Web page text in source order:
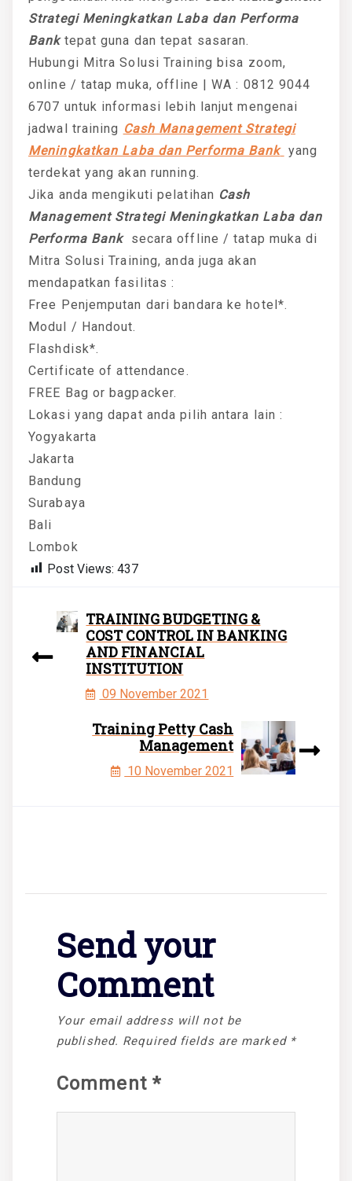
Strategi Meningkatkan Laba dan Performa
Banktepat guna dan tepat sasaran.
Hubungi Mitra Solusi Training bisa zoom,
online / tatap muka, offline | WA : 0812 9044
6707 untuk informasi lebih lanjut mengenai
jadwal training Cash Management Strategi
Meningkatkan Laba dan Performa Bank yang
terdekat yang akan running.
Jika anda mengikuti pelatihan Cash
Management Strategi Meningkatkan Laba dan
Performa Banksecara offline / tatap muka di
Mitra Solusi Training, anda juga akan
mendapatkan fasilitas :
Free Penjemputan dari bandara ke hotel*.
Modul / Handout.
Flashdisk*.
Certificate of attendance.
FREE Bag or bagpacker.
Lokasi yang dapat anda pilih antara lain :
Yogyakarta
Jakarta
Bandung
Surabaya
Bali
Lombok
Post Views: 437
TRAINING BUDGETING &
COST CONTROL IN BANKING
AND FINANCIAL
INSTITUTION
09 November 2021
Training Petty Cash
Management
10 November 2021
Send your
Comment
Your email address will not be
published. Required fields are marked *
Comment *